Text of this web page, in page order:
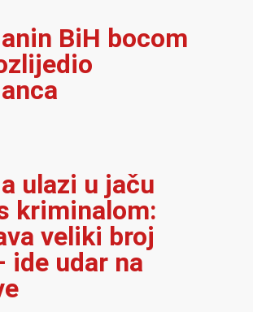
BiH bocom
ulazi u jaču
kriminalom:
veliki broj
ide udar na